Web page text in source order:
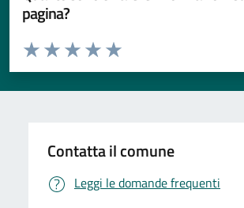
pagina?
Valuta da 1 a 5 stelle la pagina
Valuta 5 stelle su 5
Valuta 4 stelle su 5
Valuta 3 stelle su 5
Valuta 2 stelle su 5
Valuta 1 stelle su 5
Contatta il comune
Leggi le domande frequenti